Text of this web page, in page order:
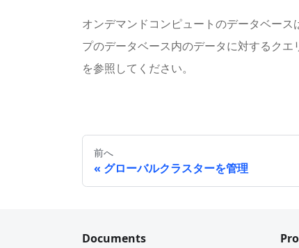
オンデマンドコンピュートのデータベー
プのデータベース内のデータに対するク
を参照してください。
前へ
グローバルクラスターを管理
Documents